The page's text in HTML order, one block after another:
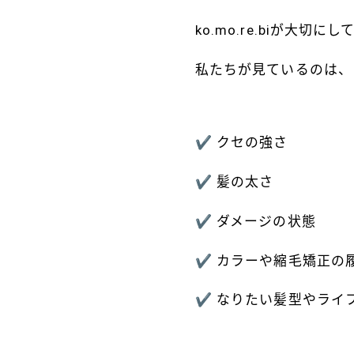
ko.mo.re.biが大切にし
私たちが見ているのは、
✔ クセの強さ
✔ 髪の太さ
✔ ダメージの状態
✔ カラーや縮毛矯正の
✔ なりたい髪型やライ